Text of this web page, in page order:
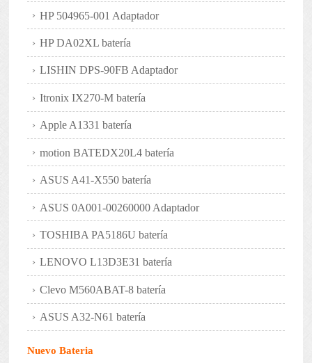
HP 504965-001 Adaptador
HP DA02XL batería
LISHIN DPS-90FB Adaptador
Itronix IX270-M batería
Apple A1331 batería
motion BATEDX20L4 batería
ASUS A41-X550 batería
ASUS 0A001-00260000 Adaptador
TOSHIBA PA5186U batería
LENOVO L13D3E31 batería
Clevo M560ABAT-8 batería
ASUS A32-N61 batería
Nuevo Bateria